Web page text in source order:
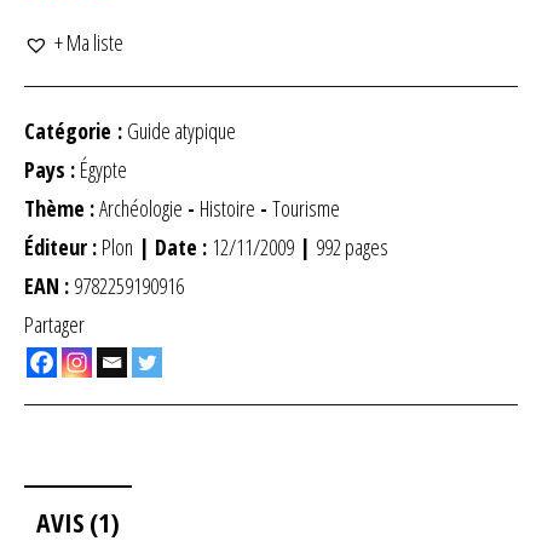
+ Ma liste
Catégorie : Guide atypique
Pays : Égypte
Thème :Archéologie - Histoire - Tourisme
Éditeur : Plon | Date : 12/11/2009 | 992 pages
EAN : 9782259190916
Partager
AVIS (1)